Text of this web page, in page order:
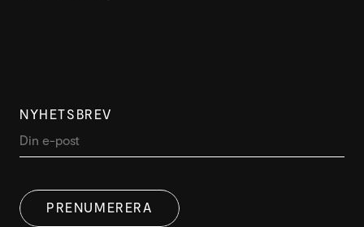
NYHETSBREV
PRENUMERERA